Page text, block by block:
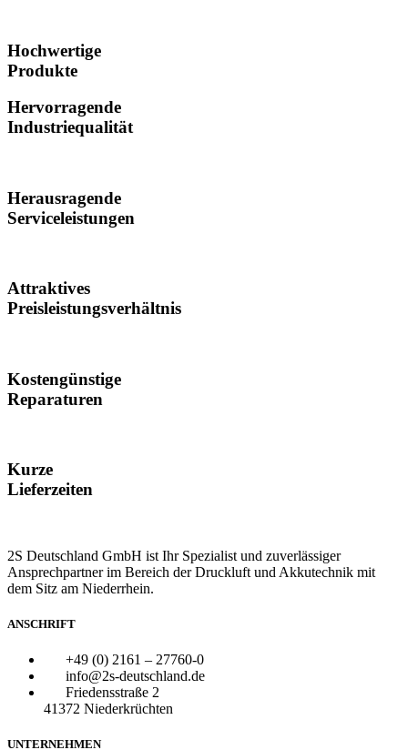
Hochwertige
Produkte
Hervorragende
Industriequalität
Herausragende
Serviceleistungen
Attraktives
Preisleistungsverhältnis
Kostengünstige
Reparaturen
Kurze
Lieferzeiten
2S Deutschland GmbH ist Ihr Spezialist und zuverlässiger
Ansprechpartner im Bereich der Druckluft und Akkutechnik mit
dem Sitz am Niederrhein.
ANSCHRIFT
+49 (0) 2161 – 27760-0
info@2s-deutschland.de
Friedensstraße 2
41372 Niederkrüchten
UNTERNEHMEN